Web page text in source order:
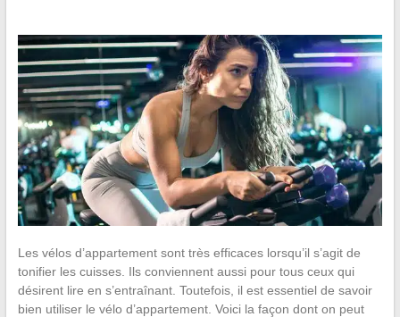
Les vélos d’appartement sont très efficaces lorsqu’il s’agit de
tonifier les cuisses. Ils conviennent aussi pour tous ceux qui
désirent lire en s’entraînant. Toutefois, il est essentiel de savoir
bien utiliser le vélo d’appartement. Voici la façon dont on peut